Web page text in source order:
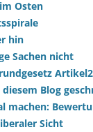
Osten
hin
Sachen nicht
Artikel2
Blog
machen:
Sicht